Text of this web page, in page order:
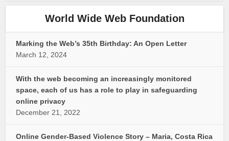
World Wide Web Foundation
Marking the Web’s 35th Birthday: An Open Letter
March 12, 2024
With the web becoming an increasingly monitored
space, each of us has a role to play in safeguarding
online privacy
December 21, 2022
Online Gender-Based Violence Story – Maria, Costa Rica